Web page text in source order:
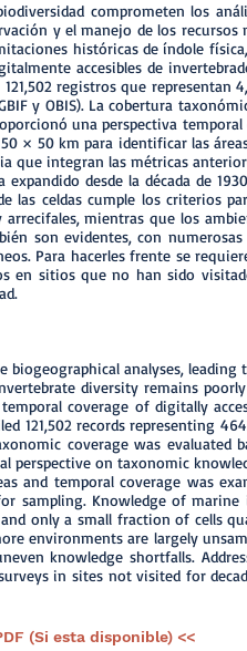
comprometen los
y el manejo de los
históricas de índole
accesibles de
registros que representan
y OBIS). La cobertura
una perspectiva
× 50 km para identificar las
que integran las métricas
desde la década de
las celdas cumple los criterios
mientras que los
son evidentes, con
Para hacerles frente se
en sitios que no han sido
biogeographical analyses,
diversity remains
coverage of digitally
121,502 records representing
coverage was
perspective on taxonomic
and temporal coverage was
sampling. Knowledge of marine
only a small fraction of cells
environments are largely
knowledge shortfalls.
in sites not visited for
(Si esta disponible) <<